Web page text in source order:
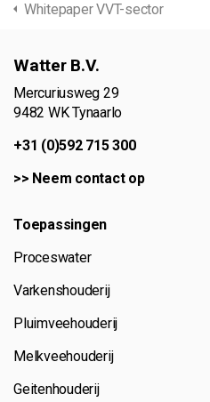
Whitepaper VVT-sector
Watter B.V.
Mercuriusweg 29
9482 WK Tynaarlo
+31 (0)592 715 300
>> Neem contact op
Toepassingen
Proceswater
Varkenshouderij
Pluimveehouderij
Melkveehouderij
Geitenhouderij